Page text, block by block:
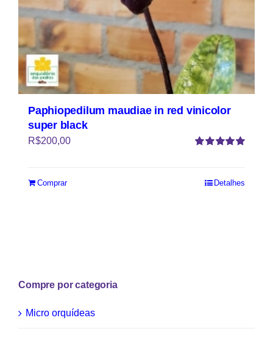
Paphiopedilum maudiae in red vinicolor
super black
R$200,00
Comprar Detalhes
Compre por categoria
Micro orquídeas